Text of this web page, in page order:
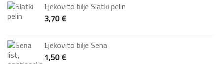
Ljekovito bilje Slatki pelin
3,70€
Ljekovito bilje Sena
1,50€